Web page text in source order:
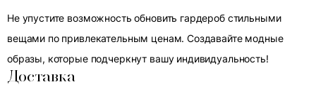
Не упустите возможность обновить гардероб стильными
вещами по привлекательным ценам. Создавайте модные
образы, которые подчеркнут вашу индивидуальность!
Доставка